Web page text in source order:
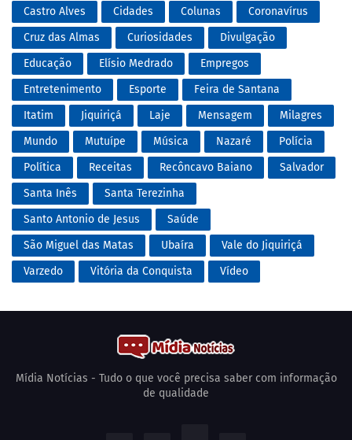
Castro Alves
Cidades Colunas
Coronavírus
Cruz das Almas
Curiosidades
Divulgação
Educação
Elísio Medrado
Empregos
Entretenimento
Esporte
Feira de Santana
Itatim
Jiquiriçá Laje Mensagem
Milagres
Mundo
Mutuípe Música Nazaré
Polícia
Política
Receitas Recôncavo Baiano
Salvador
Santa Inês
Santa Terezinha
Santo Antonio de Jesus
Saúde
São Miguel das Matas
Ubaíra
Vale do Jiquiriçá
Varzedo
Vitória da Conquista Vídeo
Mídia Notícias - Tudo o que você precisa saber com informação
de qualidade